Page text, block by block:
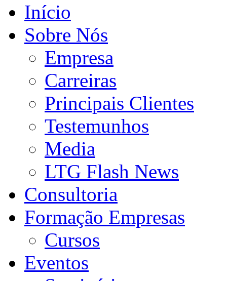
Início
Sobre Nós
Empresa
Carreiras
Principais Clientes
Testemunhos
Media
LTG Flash News
Consultoria
Formação Empresas
Cursos
Eventos